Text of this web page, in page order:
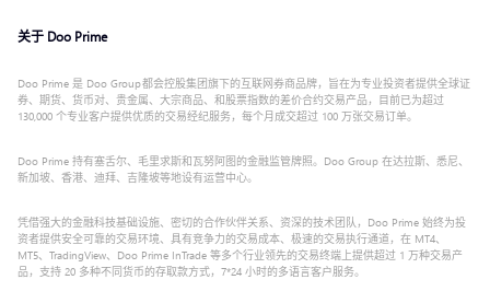
关于 Doo Prime
Doo Prime 是 Doo Group 都会控股集团旗下的互联网券商品牌，旨在为专业投资者提供全球证
券、期货、货币对、贵金属、大宗商品、和股票指数的差价合约交易产品，目前已为超过
130,000 个专业客户提供优质的交易经纪服务，每个月成交超过 100 万张交易订单。
Doo Prime 持有塞舌尔、毛里求斯和瓦努阿图的金融监管牌照。Doo Group 在达拉斯、悉尼、
新加坡、香港、迪拜、吉隆坡等地设有运营中心。
凭借强大的金融科技基础设施、密切的合作伙伴关系、资深的技术团队，Doo Prime 始终为投
资者提供安全可靠的交易环境、具有竞争力的交易成本、极速的交易执行通道，在 MT4、
MT5、TradingView、Doo Prime InTrade 等多个行业领先的交易终端上提供超过 1 万种交易产
品，支持 20 多种不同货币的存取款方式，7*24 小时的多语言客户服务。